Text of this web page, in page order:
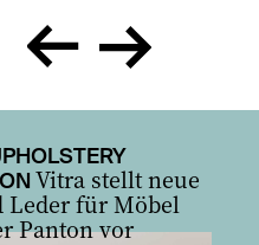
zurück
vor
Vitra stellt neue
Leder für Möbel
Panton vor